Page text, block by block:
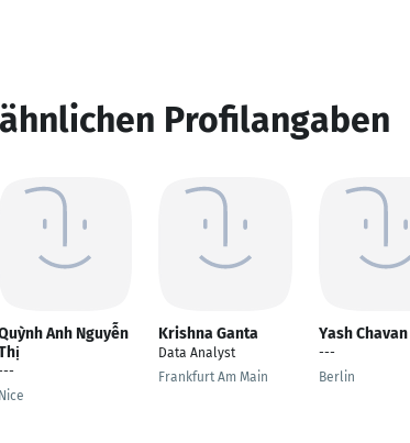
Profilangaben
Anh Nguyễn
Nice
Krishna Ganta
Data Analyst
Frankfurt Am Main
Yash Chavan
---
Berlin